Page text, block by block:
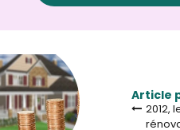
Article
2012,